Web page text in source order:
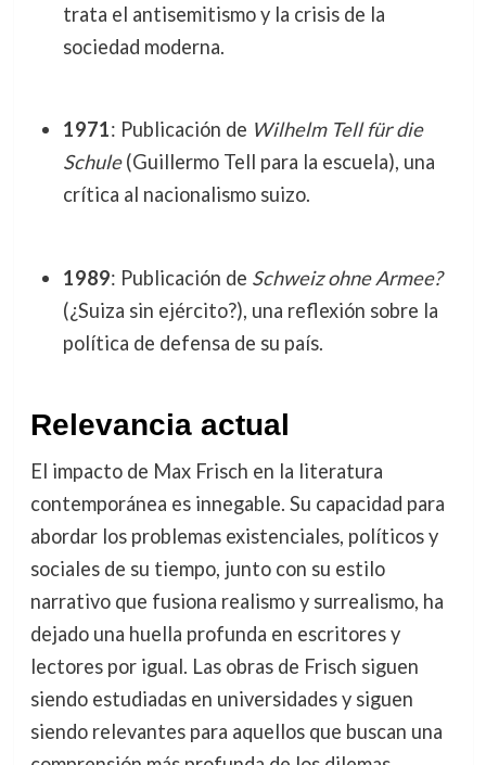
trata el antisemitismo y la crisis de la
sociedad moderna.
1971: Publicación de Wilhelm Tell für die
Schule(Guillermo Tell para la escuela), una
crítica al nacionalismo suizo.
1989: Publicación de Schweiz ohne Armee?
(¿Suiza sin ejército?), una reflexión sobre la
política de defensa de su país.
Relevancia actual
El impacto de Max Frisch en la literatura
contemporánea es innegable. Su capacidad para
abordar los problemas existenciales, políticos y
sociales de su tiempo, junto con su estilo
narrativo que fusiona realismo y surrealismo, ha
dejado una huella profunda en escritores y
lectores por igual. Las obras de Frisch siguen
siendo estudiadas en universidades y siguen
siendo relevantes para aquellos que buscan una